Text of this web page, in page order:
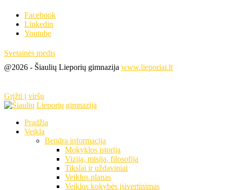
Facebook
Linkedin
Youtube
Svetainės medis
@2026 - Šiaulių Lieporių gimnazija www.lieporiai.lt
Grįžti į viršų
Pradžia
Veikla
Bendra informacija
Mokyklos istorija
Vizija, misija, filosofija
Tikslai ir uždaviniai
Veiklos planas
Veiklos kokybės įsivertinimas